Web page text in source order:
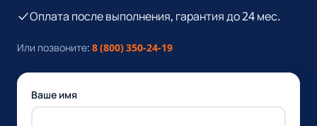
Оплата после выполнения, гарантия до 24 мес.
Или позвоните: 8 (800) 350-24-19
Ваше имя